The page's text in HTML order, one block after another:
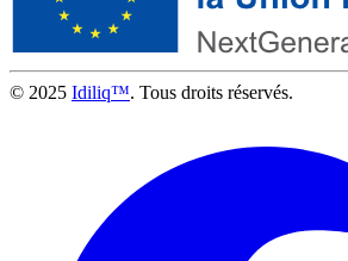
© 2025 Idiliq™. Tous droits réservés.